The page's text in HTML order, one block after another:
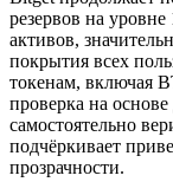
резервов на
активов,
покрытия всех
токенам, включая
проверка на
самостоятельно
подчёркивает
прозрачности.